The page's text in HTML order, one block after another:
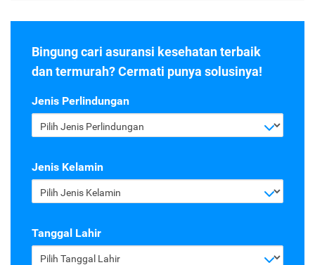
Bingung cari asuransi kesehatan terbaik
dan termurah? Cermati punya solusinya!
Jenis Perlindungan
Pilih Jenis Perlindungan
Jenis Kelamin
Pilih Jenis Kelamin
Tanggal Lahir
Pilih Tanggal Lahir